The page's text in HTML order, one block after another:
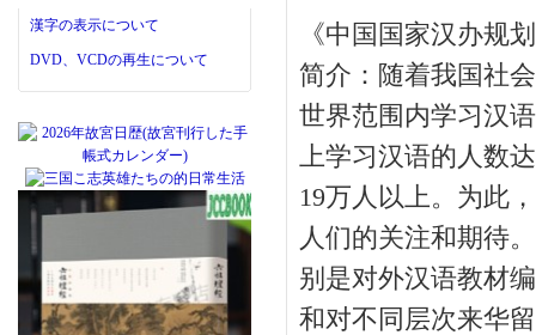
漢字の表示について
DVD、VCDの再生について
《中国国家汉办规
简介：随着我国社
世界范围内学习汉
上学习汉语的人数
19万人以上。为此
人们的关注和期待
别是对外汉语教材
和对不同层次来华